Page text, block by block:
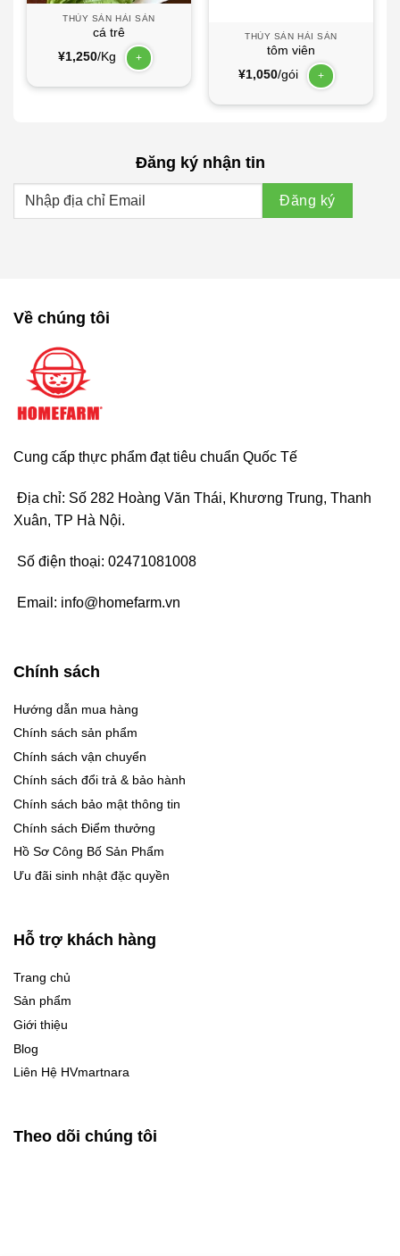
THỦY SẢN HẢI SẢN
cá trê
¥1,250/Kg +
THỦY SẢN HẢI SẢN
tôm viên
¥1,050/gói +
Đăng ký nhận tin
Về chúng tôi
Cung cấp thực phẩm đạt tiêu chuẩn Quốc Tế
Địa chỉ: Số 282 Hoàng Văn Thái, Khương Trung, Thanh
Xuân, TP Hà Nội.
Số điện thoại: 02471081008
Email: info@homefarm.vn
Chính sách
Hướng dẫn mua hàng
Chính sách sản phẩm
Chính sách vận chuyển
Chính sách đổi trả & bảo hành
Chính sách bảo mật thông tin
Chính sách Điểm thưởng
Hồ Sơ Công Bố Sản Phẩm
Ưu đãi sinh nhật đặc quyền
Hỗ trợ khách hàng
Trang chủ
Sản phẩm
Giới thiệu
Blog
Liên Hệ HVmartnara
Theo dõi chúng tôi